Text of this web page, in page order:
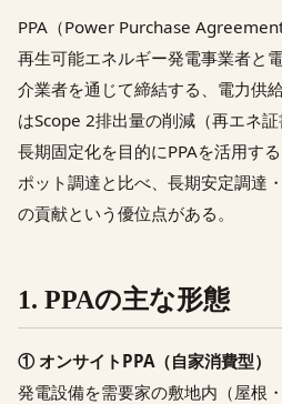
PPA（Power Purchase
再生可能エネルギー発電事業者と
介業者を通じて締結する、電力供
はScope 2排出量の削減（再エネ
長期固定化を目的にPPAを活用す
ポット調達と比べ、長期安定調達
の貢献という優位点がある。
1. PPAの主な形態
① オンサイトPPA（自家消費型）
発電設備を需要家の敷地内（屋根